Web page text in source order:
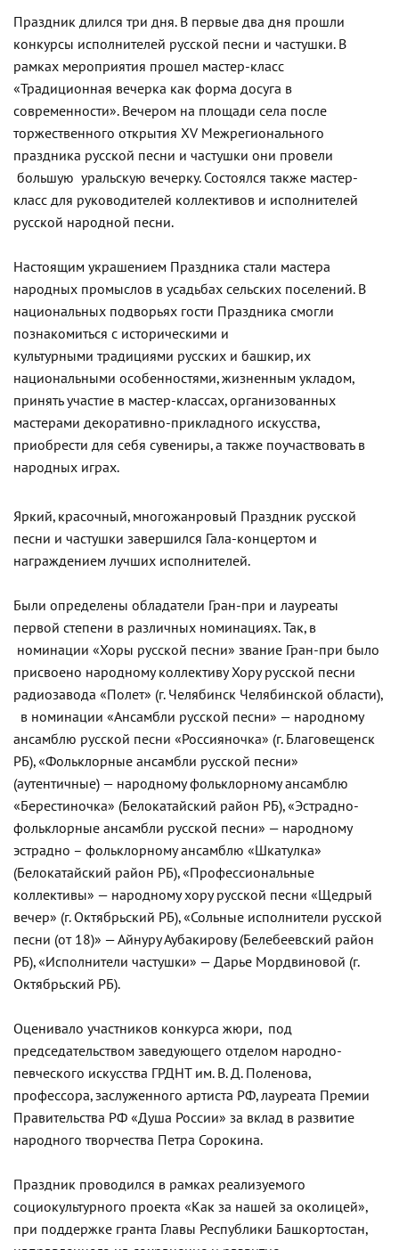
Праздник длился три дня. В первые два дня прошли
конкурсы исполнителей русской песни и частушки. В
рамках мероприятия прошел мастер-класс
«Традиционная вечерка как форма досуга в
современности». Вечером на площади села после
торжественного открытия XV Межрегионального
праздника русской песни и частушки они провели
большую уральскую вечерку. Состоялся также мастер-
класс для руководителей коллективов и исполнителей
русской народной песни.
Настоящим украшением Праздника стали мастера
народных промыслов в усадьбах сельских поселений. В
национальных подворьях гости Праздника смогли
познакомиться с историческими и
культурными традициями русских и башкир, их
национальными особенностями, жизненным укладом,
принять участие в мастер-классах, организованных
мастерами декоративно-прикладного искусства,
приобрести для себя сувениры, а также поучаствовать в
народных играх.
Яркий, красочный, многожанровый Праздник русской
песни и частушки завершился Гала-концертом и
награждением лучших исполнителей.
Были определены обладатели Гран-при и лауреаты
первой степени в различных номинациях. Так, в
номинации «Хоры русской песни» звание Гран-при было
присвоено народному коллективу Хору русской песни
радиозавода «Полет» (г. Челябинск Челябинской области),
в номинации «Ансамбли русской песни» — народному
ансамблю русской песни «Россияночка» (г. Благовещенск
РБ), «Фольклорные ансамбли русской песни»
(аутентичные) — народному фольклорному ансамблю
«Берестиночка» (Белокатайский район РБ), «Эстрадно-
фольклорные ансамбли русской песни» — народному
эстрадно – фольклорному ансамблю «Шкатулка»
(Белокатайский район РБ), «Профессиональные
коллективы» — народному хору русской песни «Щедрый
вечер» (г. Октябрьский РБ), «Сольные исполнители русской
песни (от 18)» — Айнуру Аубакирову (Белебеевский район
РБ), «Исполнители частушки» — Дарье Мордвиновой (г.
Октябрьский РБ).
Оценивало участников конкурса жюри, под
председательством заведующего отделом народно-
певческого искусства ГРДНТ им. В. Д. Поленова,
профессора, заслуженного артиста РФ, лауреата Премии
Правительства РФ «Душа России» за вклад в развитие
народного творчества Петра Сорокина.
Праздник проводился в рамках реализуемого
социокультурного проекта «Как за нашей за околицей»,
при поддержке гранта Главы Республики Башкортостан,